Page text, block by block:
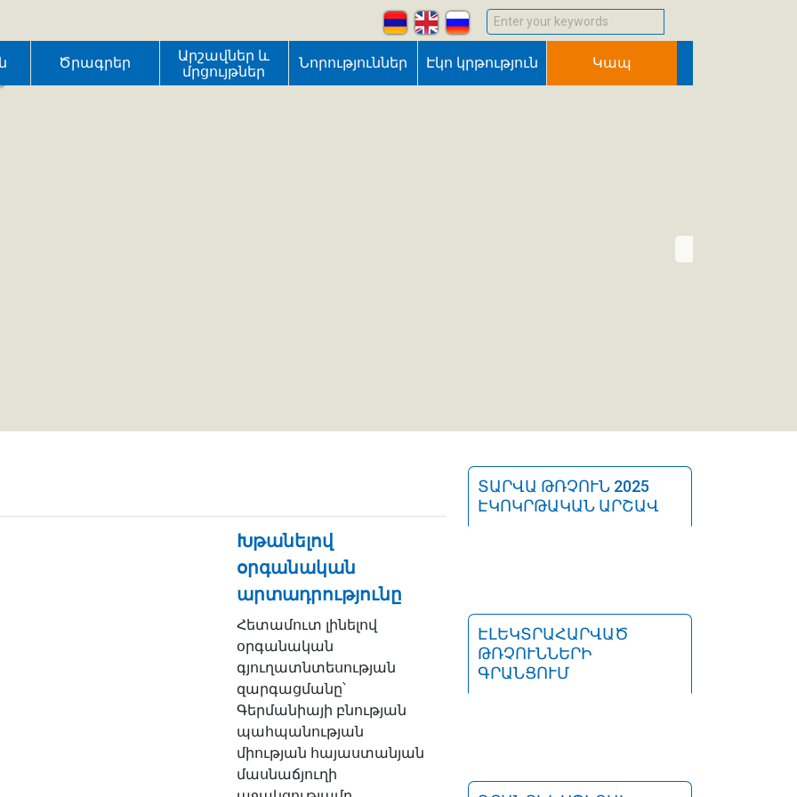
Enter your keywords
Ծրագրեր
Արշավներ և
մրցույթներ
Նորություններ Էկո կրթություն Կապ
Խթանելով
օրգանական
արտադրությունը
Հետամուտ լինելով
օրգանական
գյուղատնտեսության
զարգացմանը՝
Գերմանիայի բնության
պահպանության
միության հայաստանյան
մասնաճյուղի
ՏԱՐՎԱ ԹՌՉՈՒՆ 2025
ԷԿՈԿՐԹԱԿԱՆ ԱՐՇԱՎ
ԷԼԵԿՏՐԱՀԱՐՎԱԾ
ԹՌՉՈՒՆՆԵՐԻ
ԳՐԱՆՑՈՒՄ